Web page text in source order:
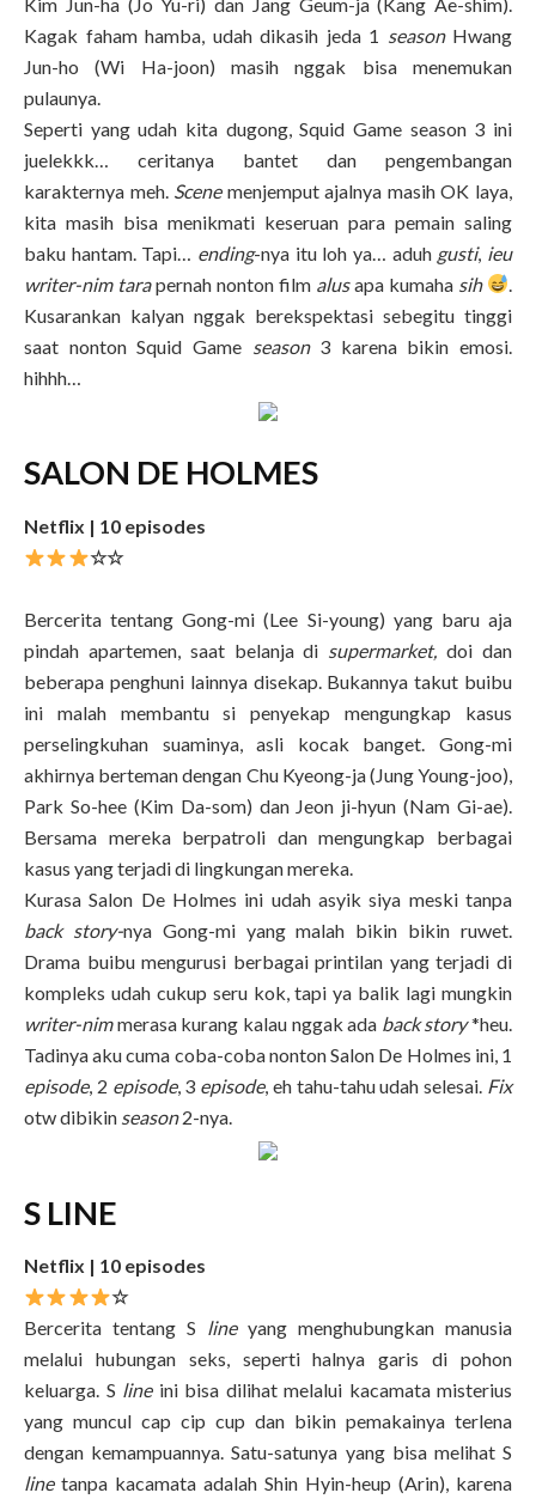
Kagak faham hamba, udah dikasih jeda 1 season Hwang
Jun-ho (Wi Ha-joon) masih nggak bisa menemukan
pulaunya.
Seperti yang udah kita dugong, Squid Game season 3 ini
juelekkk… ceritanya bantet dan pengembangan
karakternya meh. Scene menjemput ajalnya masih OK laya,
kita masih bisa menikmati keseruan para pemain saling
baku hantam. Tapi… ending-nya itu loh ya… aduh gusti, ieu
writer-nim tarapernah nonton film alusapa kumaha sih
Kusarankan kalyan nggak berekspektasi sebegitu tinggi
saat nonton Squid Game season 3 karena bikin emosi.
hihhh…
SALON DE HOLMES
Netflix | 10 episodes
☆☆
Bercerita tentang Gong-mi (Lee Si-young) yang baru aja
pindah apartemen, saat belanja di supermarket,doi dan
beberapa penghuni lainnya disekap. Bukannya takut buibu
ini malah membantu si penyekap mengungkap kasus
perselingkuhan suaminya, asli kocak banget. Gong-mi
akhirnya berteman dengan Chu Kyeong-ja (Jung Young-joo),
Park So-hee (Kim Da-som) dan Jeon ji-hyun (Nam Gi-ae).
Bersama mereka berpatroli dan mengungkap berbagai
kasus yang terjadi di lingkungan mereka.
Kurasa Salon De Holmes ini udah asyik siya meski tanpa
back story-nya Gong-mi yang malah bikin bikin ruwet.
Drama buibu mengurusi berbagai printilan yang terjadi di
kompleks udah cukup seru kok, tapi ya balik lagi mungkin
writer-nimmerasa kurang kalau nggak ada back story*heu.
Tadinya aku cuma coba-coba nonton Salon De Holmes ini, 1
episode, 2 episode, 3 episode, eh tahu-tahu udah selesai. Fix
otw dibikin season2-nya.
S LINE
Netflix | 10 episodes
☆
Bercerita tentang S line yang menghubungkan manusia
melalui hubungan seks, seperti halnya garis di pohon
keluarga. S line ini bisa dilihat melalui kacamata misterius
yang muncul cap cip cup dan bikin pemakainya terlena
dengan kemampuannya. Satu-satunya yang bisa melihat S
line tanpa kacamata adalah Shin Hyin-heup (Arin), karena